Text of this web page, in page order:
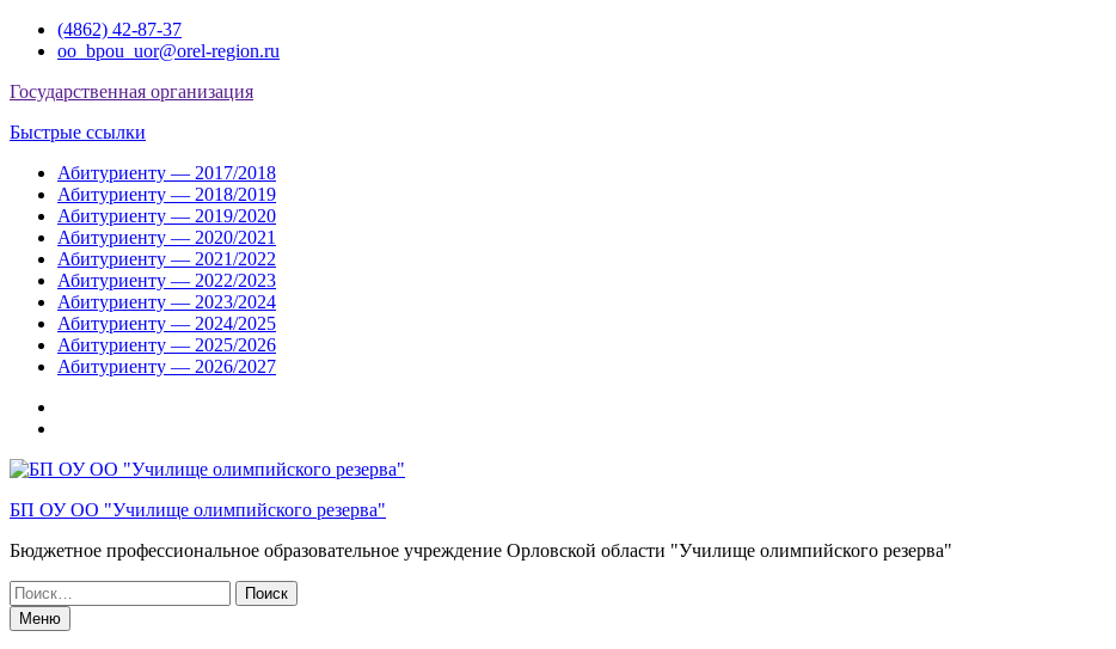
Перейти(4862) 42-87-37
oo_bpou_uor@orel-region.ru
Государственная организация
Быстрые ссылки
Абитуриенту — 2017/2018
Абитуриенту — 2018/2019
Абитуриенту — 2019/2020
Абитуриенту — 2020/2021
Абитуриенту — 2021/2022
Абитуриенту — 2022/2023
Абитуриенту — 2023/2024
Абитуриенту — 2024/2025
Абитуриенту — 2025/2026
Абитуриенту — 2026/2027
Одноклассниках
БП ОУ ОО "Училище олимпийского резерва"
Бюджетное профессиональное образовательное учреждение Орловской области "Училище олимпийского резерва"
Искать:
Меню